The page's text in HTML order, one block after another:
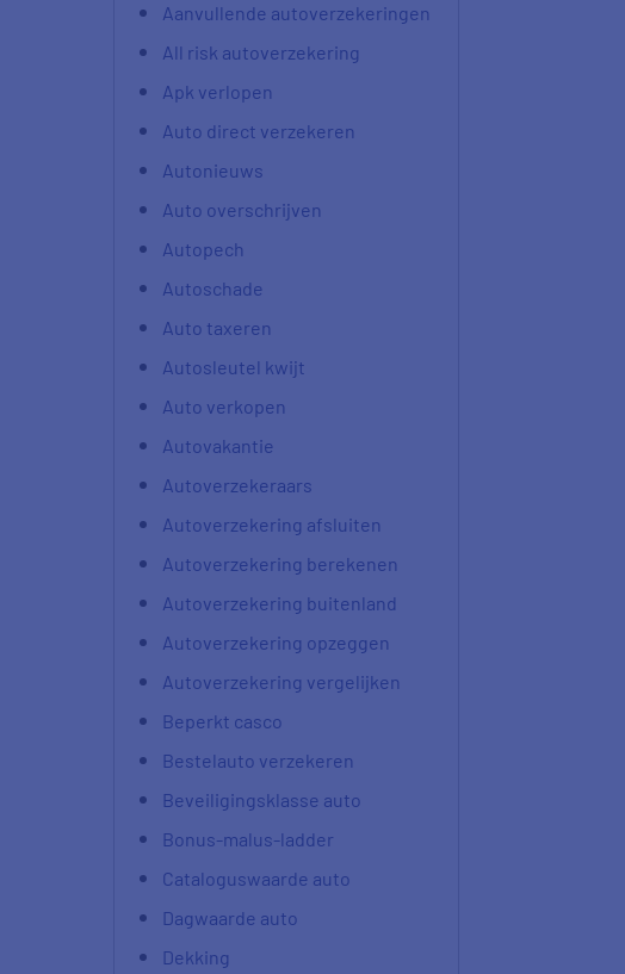
Aanvullende autoverzekeringen
All risk autoverzekering
Apk verlopen
Auto direct verzekeren
Autonieuws
Auto overschrijven
Autopech
Autoschade
Auto taxeren
Autosleutel kwijt
Auto verkopen
Autovakantie
Autoverzekeraars
Autoverzekering afsluiten
Autoverzekering berekenen
Autoverzekering buitenland
Autoverzekering opzeggen
Autoverzekering vergelijken
Beperkt casco
Bestelauto verzekeren
Beveiligingsklasse auto
Bonus-malus-ladder
Cataloguswaarde auto
Dagwaarde auto
Dekking